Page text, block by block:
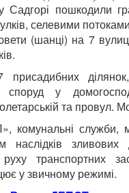
Садгорі пошкодили
селевими
(шанці) на 7
присадибних
споруд у
та провул.
комунальні служби,
наслідків зливових
транспортних
у звичному режимі.